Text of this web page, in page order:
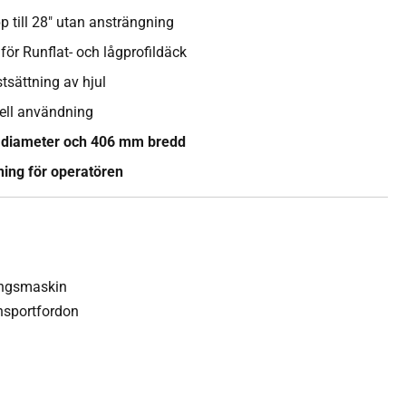
till 28" utan ansträngning
Runflat- och lågprofildäck
av hjul
användning
och 406 mm bredd
för operatören